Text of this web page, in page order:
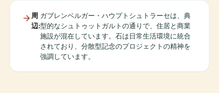
周
辺:
ガブレンベルガー・ハウプトシュトラーセは、典
型的なシュトゥットガルトの通りで、住居と商業
施設が混在しています。石は日常生活環境に統合
されており、分散型記念のプロジェクトの精神を
強調しています。